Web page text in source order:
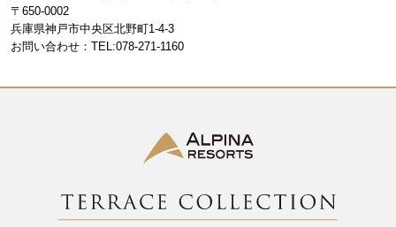
k
〒650-0002
兵庫県神戸市中央区北野町1-4-3
お問い合わせ：TEL:078-271-1160